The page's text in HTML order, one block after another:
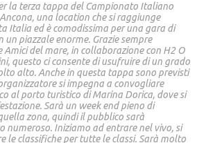
la terza tappa del Campionato Italiano
una location che si raggiunge
Italia ed è comodissima per una gara di
un piazzale enorme. Grazie sempre
Amici del mare, in collaborazione con H2 O
questo ci consente di usufruire di un grado
alto. Anche in questa tappa sono previsti
si impegna a convogliare
al porto turistico di Marina Dorica, dove si
Sarà un week end pieno di
zona, quindi il pubblico sarà
numeroso. Iniziamo ad entrare nel vivo, si
le classifiche per tutte le classi. Sarà molto